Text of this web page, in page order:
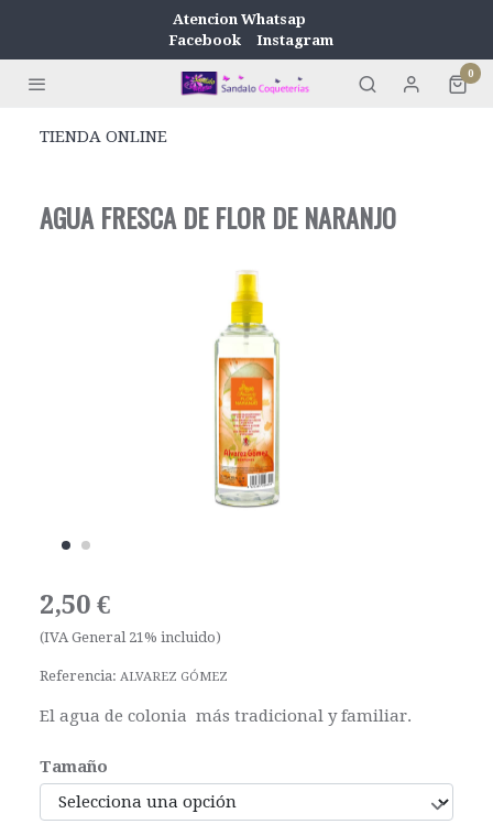
Atencion Whatsap
Facebook
Instagram
0
TIENDA ONLINE
AGUA FRESCA DE FLOR DE NARANJO
2,50 €
(IVA General 21% incluido)
Referencia: ALVAREZ GÓMEZ
El agua de colonia más tradicional y familiar.
Tamaño